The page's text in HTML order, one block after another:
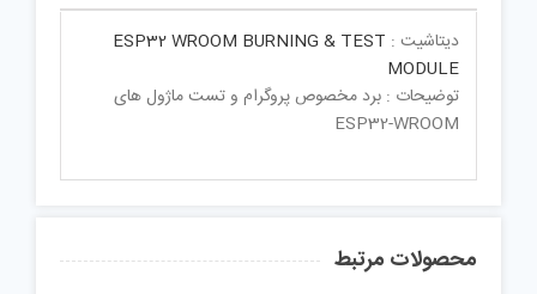
دیتاشیت : ESP32 WROOM BURNING & TEST
MODULE
توضیحات : برد مخصوص پروگرام و تست ماژول های
ESP32-WROOM
محصولات مرتبط